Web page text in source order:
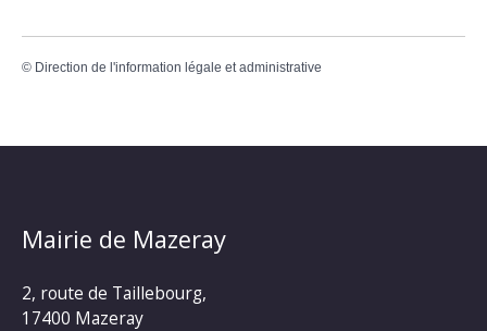
© Direction de l'information légale et administrative
Mairie de Mazeray
2, route de Taillebourg,
17400 Mazeray